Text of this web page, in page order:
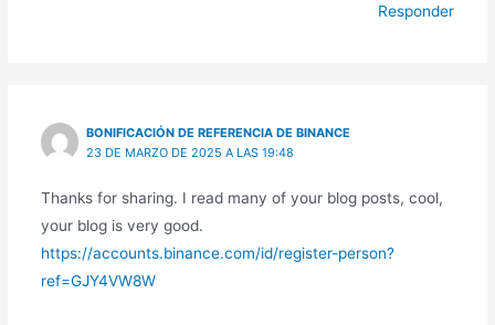
Responder
BONIFICACIÓN DE REFERENCIA DE BINANCE
23 DE MARZO DE 2025 A LAS 19:48
Thanks for sharing. I read many of your blog posts, cool,
your blog is very good.
https://accounts.binance.com/id/register-person?
ref=GJY4VW8W